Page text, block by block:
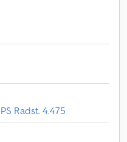
Radst. 4.475